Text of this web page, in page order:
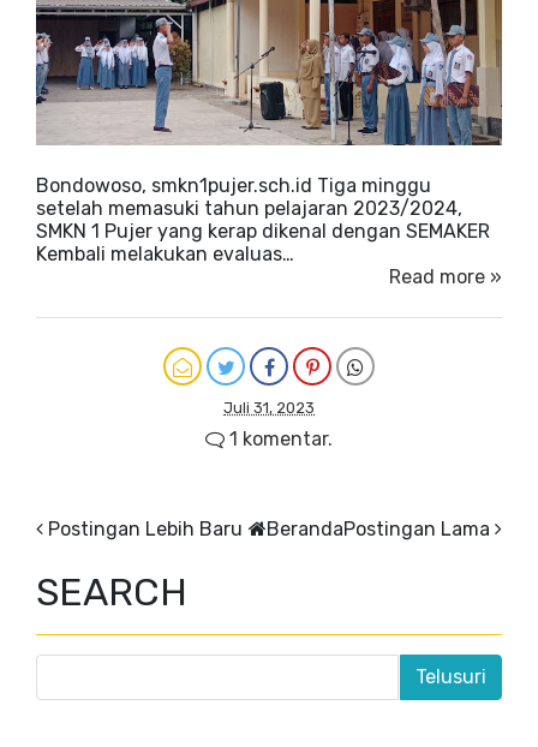
Bondowoso, smkn1pujer.sch.id Tiga minggu
setelah memasuki tahun pelajaran 2023/2024,
SMKN 1 Pujer yang kerap dikenal dengan SEMAKER
Kembali melakukan evaluas…
Read more »
Juli 31, 2023
1 komentar.
Postingan Lebih Baru Postingan Lama
Beranda
SEARCH